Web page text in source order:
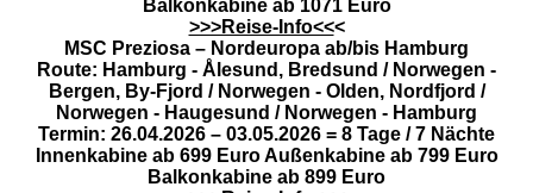
Balkonkabine ab 1071 Euro
>>>Reise-Info<<<
MSC Preziosa – Nordeuropa ab/bis Hamburg
Route: Hamburg - Ålesund, Bredsund / Norwegen -
Bergen, By-Fjord / Norwegen - Olden, Nordfjord /
Norwegen - Haugesund / Norwegen - Hamburg
Termin: 26.04.2026 – 03.05.2026 = 8 Tage / 7 Nächte
Innenkabine ab 699 Euro Außenkabine ab 799 Euro
Balkonkabine ab 899 Euro